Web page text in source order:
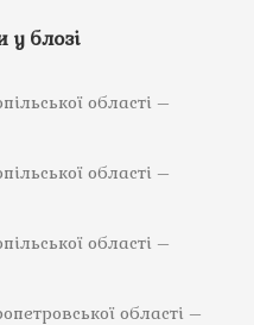
у блозі
області –
області –
області –
області –